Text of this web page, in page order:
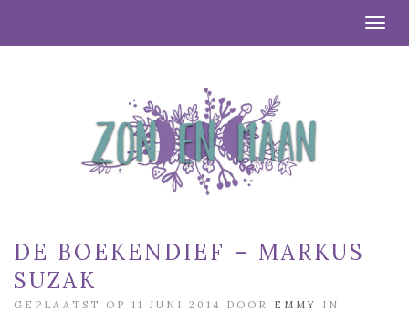
DE BOEKENDIEF – MARKUS
SUZAK
GEPLAATST OP 11 JUNI 2014 DOOR EMMY
IN